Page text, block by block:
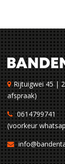
Rijtuigwei 45 |
afspraak)
0614799741
(voorkeur